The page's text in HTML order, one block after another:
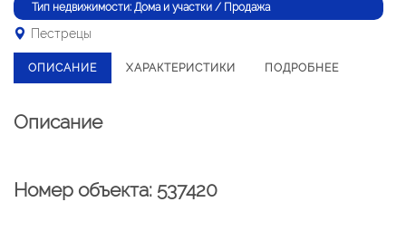
Тип недвижимости: Дома и участки / Продажа
Пестрецы
ОПИСАНИЕ ХАРАКТЕРИСТИКИ ПОДРОБНЕЕ
Описание
Номер объекта: 537420